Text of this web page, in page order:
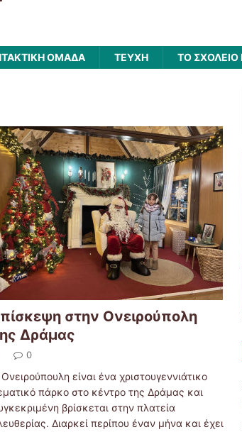
ΟΜΑΔΑ ΤΕΥΧΗ ΤΟ
στην Ονειρούπολη
Δράμας
0
είναι ένα χριστουγεννιάτικο
πάρκο στο κέντρο της Δράμας και
βρίσκεται στην πλατεία
Διαρκεί περίπου έναν μήνα και έχει